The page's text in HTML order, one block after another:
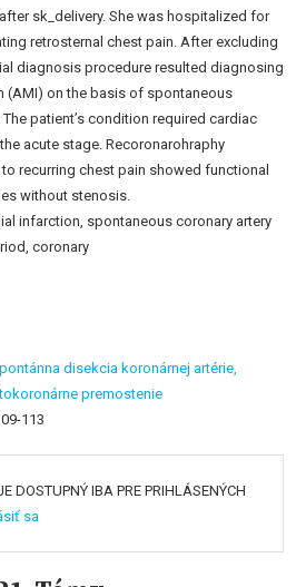
sk_delivery. She was hospitalized for
retrosternal chest pain. After excluding
diagnosis procedure resulted diagnosing
(AMI) on the basis of spontaneous
patient’s condition required cardiac
acute stage. Recoronarohraphy
recurring chest pain showed functional
without stenosis.
infarction, spontaneous coronary artery
coronary
disekcia koronárnej artérie,
premostenie
113
DOSTUPNÝ IBA PRE PRIHLÁSENÝCH
sa